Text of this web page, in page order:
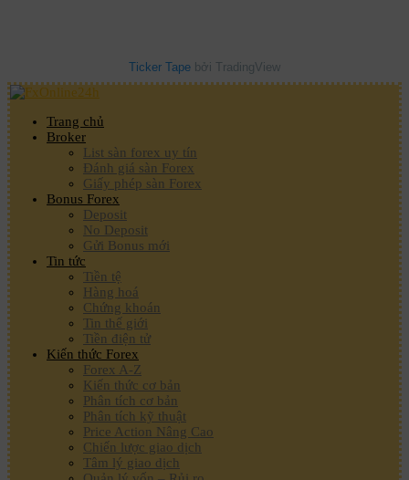
Ticker Tape bởi TradingView
Trang chủ
Broker
List sàn forex uy tín
Đánh giá sàn Forex
Giấy phép sàn Forex
Bonus Forex
Deposit
No Deposit
Gửi Bonus mới
Tin tức
Tiền tệ
Hàng hoá
Chứng khoán
Tin thế giới
Tiền điện tử
Kiến thức Forex
Forex A-Z
Kiến thức cơ bản
Phân tích cơ bản
Phân tích kỹ thuật
Price Action Nâng Cao
Chiến lược giao dịch
Tâm lý giao dịch